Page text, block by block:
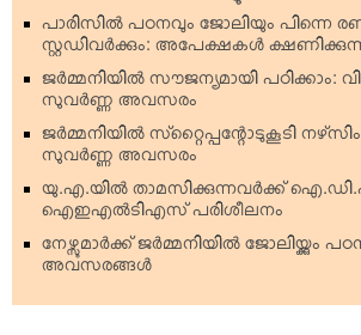
പാരിസില്‍ പഠനവും ജോലിയും പിന്നെ
സ്റ്റഡിവര്‍ക്കും: അപേക്ഷകള്‍
ജര്‍മ്മനിയില്‍ സൗജന്യമായി പഠിക്കാം:
സുവര്‍ണ്ണ അവസരം
ജര്‍മ്മനിയില്‍ സ്‌റ്റൈപ്പന്റോടുകൂടി
സുവര്‍ണ്ണ അവസരം
യു.എ.യില്‍ താമസിക്കുന്നവര്‍ക്ക്
ഐഇഎല്‍ടിഎസ് പരിശീലനം
നേഴ്സുമാര്‍ക്ക് ജര്‍മ്മനിയില്‍ ജോലിയ്ക്കും
അവസരങ്ങള്‍